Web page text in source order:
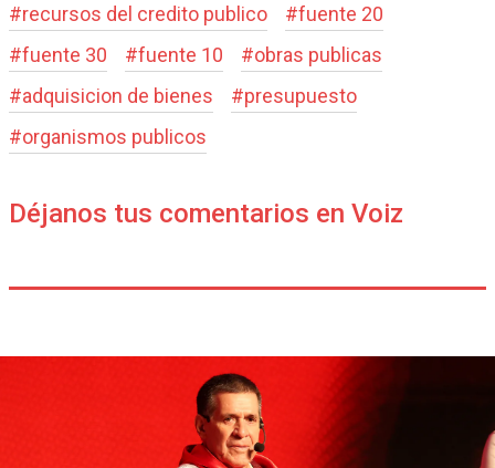
#recursos del credito publico #fuente 20
#fuente 30 #fuente 10 #obras publicas
#adquisicion de bienes #presupuesto
#organismos publicos
Déjanos tus comentarios en Voiz